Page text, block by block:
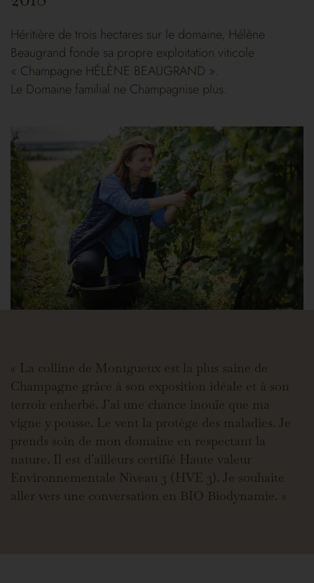
Héritière de trois hectares sur le domaine, Hélène
Beaugrand fonde sa propre exploitation viticole
« Champagne HÉLÈNE BEAUGRAND ».
Le Domaine familial ne Champagnise plus.
« La colline de Montgueux est la plus saine de
Champagne grâce à son exposition idéale et à son
terroir enherbé. J’ai une chance inouïe que ma
vigne y pousse. Le vent la protège des maladies. Je
prends soin de mon domaine en respectant la
nature. Il est d’ailleurs certifié Haute valeur
Environnementale Niveau 3 (HVE 3). Je souhaite
aller vers une conversation en BIO Biodynamie. »